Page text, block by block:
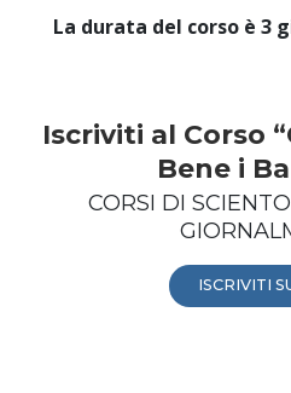
La durata del corso è 3
Iscriviti al Corso
Bene i
CORSI DI
ISCRIVITI